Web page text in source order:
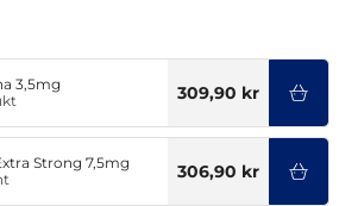
3,5mg
309,90 kr
Strong 7,5mg
306,90 kr